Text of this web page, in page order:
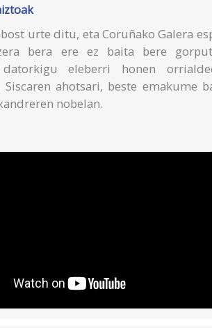
urte ditu, eta Coruñako Galera
bera ere ez baita bere
eleberri honen
ahotsari, beste emakume
nobelan.